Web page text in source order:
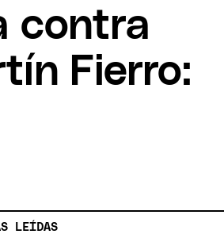
contra
Fierro:
LEÍDAS